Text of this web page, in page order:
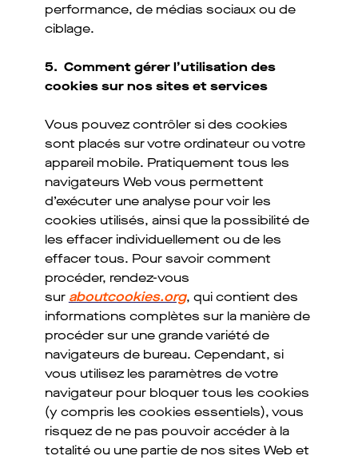
performance, de médias sociaux ou de
ciblage.
5. Comment gérer l’utilisation des
cookies sur nos sites et services
Vous pouvez contrôler si des cookies
sont placés sur votre ordinateur ou votre
appareil mobile. Pratiquement tous les
navigateurs Web vous permettent
d’exécuter une analyse pour voir les
cookies utilisés, ainsi que la possibilité de
les effacer individuellement ou de les
effacer tous. Pour savoir comment
procéder, rendez-vous
sur aboutcookies.org, qui contient des
informations complètes sur la manière de
procéder sur une grande variété de
navigateurs de bureau. Cependant, si
vous utilisez les paramètres de votre
navigateur pour bloquer tous les cookies
(y compris les cookies essentiels), vous
risquez de ne pas pouvoir accéder à la
totalité ou une partie de nos sites Web et